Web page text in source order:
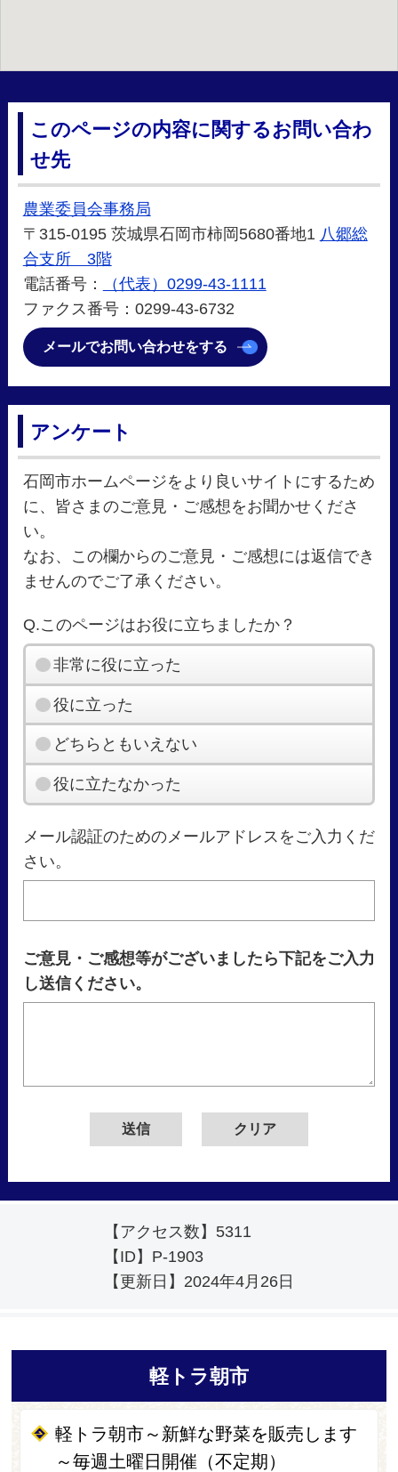
このページの内容に関するお問い合わ
せ先
農業委員会事務局
〒315-0195 茨城県石岡市柿岡5680番地1 八郷総
合支所 3階
電話番号：
（代表）0299-43-1111
ファクス番号：0299-43-6732
メールでお問い合わせをする
アンケート
石岡市ホームページをより良いサイトにするため
に、皆さまのご意見・ご感想をお聞かせくださ
い。
なお、この欄からのご意見・ご感想には返信でき
ませんのでご了承ください。
Q.このページはお役に立ちましたか？
非常に役に立った
役に立った
どちらともいえない
役に立たなかった
メール認証のためのメールアドレスをご入力くだ
さい。
ご意見・ご感想等がございましたら下記をご入力
し送信ください。
【アクセス数】 5311
【ID】 P-1903
【更新日】 2024年4月26日
軽トラ朝市
軽トラ朝市～新鮮な野菜を販売します
～毎週土曜日開催（不定期）